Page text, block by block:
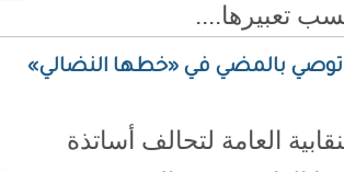
تعبيرها....
توصي بالمضي في «خطها النضالي»
العامة لتحالف أساتذة